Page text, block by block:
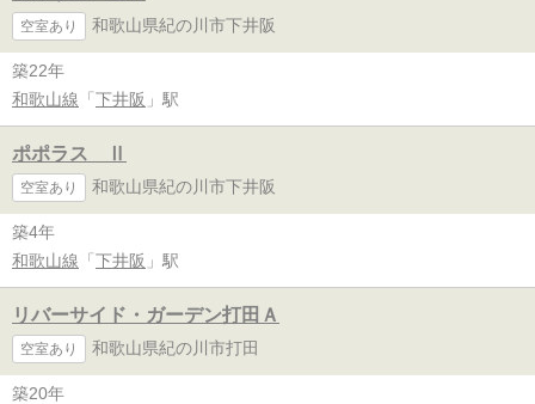
空室あり 和歌山県紀の川市下井阪
築22年
和歌山線 「 下井阪 」駅
ポポラス Ⅱ
空室あり 和歌山県紀の川市下井阪
築4年
和歌山線 「 下井阪 」駅
リバーサイド・ガーデン打田Ａ
空室あり 和歌山県紀の川市打田
築20年